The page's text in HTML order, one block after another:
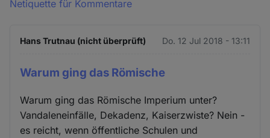
Netiquette für Kommentare
Hans Trutnau (nicht überprüft) Do. 12 Jul 2018 - 13:11
Warum ging das Römische
Warum ging das Römische Imperium unter?
Vandaleneinfälle, Dekadenz, Kaiserzwiste? Nein -
es reicht, wenn öffentliche Schulen und